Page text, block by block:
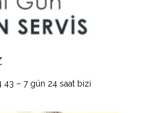
43 – 7 gün 24 saat bizi